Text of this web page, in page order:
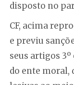
disposto no
CF, acima
e previu
seus artigos
do ente moral,